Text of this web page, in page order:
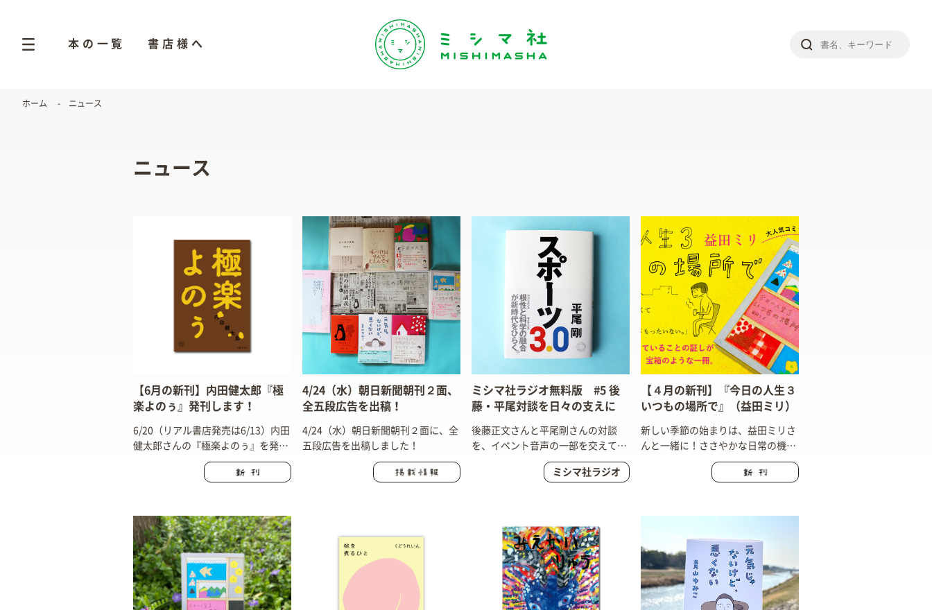
本の一覧 書店様へ
ホーム ニュース
ニュース
【6月の新刊】内田健太郎『極
楽よのぅ』発刊します！
6/20（リアル書店発売は6/13）内田
健太郎さんの『極楽よのぅ』を発刊
4/24（水）朝日新聞朝刊２面、
全五段広告を出稿！
4/24（水）朝日新聞朝刊２面に、全
五段広告を出稿しました！
ミシマ社ラジオ無料版 #5 後
藤・平尾対談を日々の支えに
後藤正文さんと平尾剛さんの対談
を、イベント音声の一部を交えてご
ミシマ社ラジオ
【４月の新刊】『今日の人生３
いつもの場所で』（益田ミリ）
新しい季節の始まりは、益田ミリさ
んと一緒に！ささやかな日常の機微
を漫画で描く、大人気シリーズ『今
日の人生』の最新刊です。私たちが